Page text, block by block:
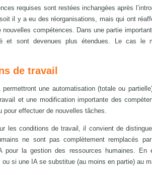
requises sont restées inchangées après
il y a eu des réorganisations, mais qui ont
compétences. Dans une partie
et sont devenues plus étendues. Le cas le
de travail
permettront une automatisation (totale ou
et une modification importante des
pour effectuer de nouvelles tâches.
les conditions de travail, il convient de
ne sont pas complètement remplacés
pour la gestion des ressources humaines.
si une IA se substitue (au moins en partie) au